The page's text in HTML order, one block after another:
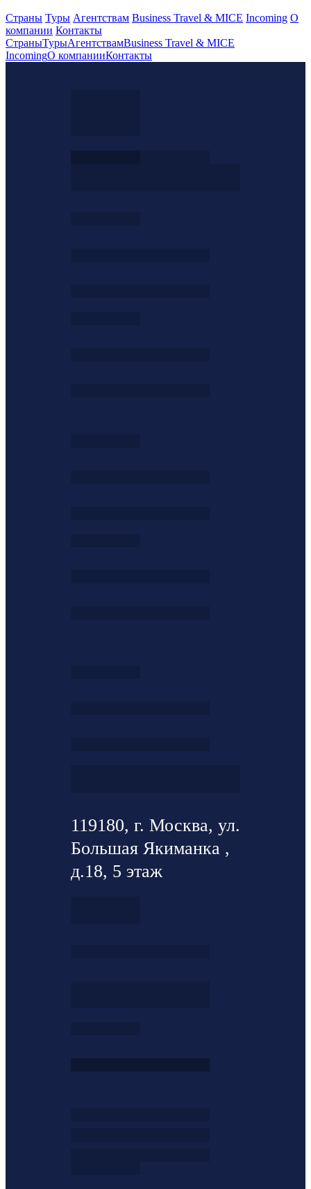
Страны Туры Агентствам Business Travel & MICE Incoming О
компании Контакты
СтраныТурыАгентствамBusiness Travel & MICE
IncomingО компанииКонтакты
119180, г. Москва, ул.
Большая Якиманка ,
д.18, 5 этаж